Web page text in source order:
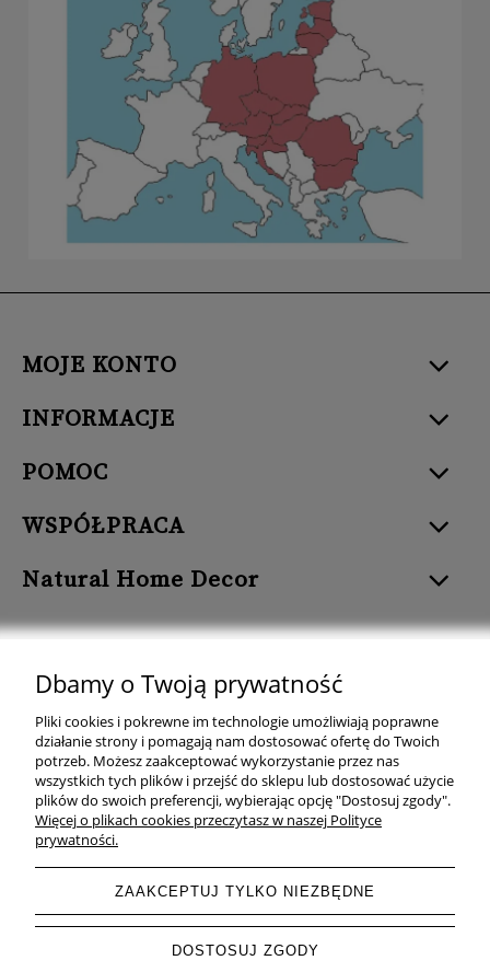
MOJE KONTO
INFORMACJE
POMOC
WSPÓŁPRACA
Natural Home Decor
Natural Home Decor | E-mail: sklep at naturalhomedecor.pl | Tel.:
507 707 299 | NIP: 7971800592 | REGON: 381429127
Copyright © 2026 - Naturalhomedecor.pl
Dbamy o Twoją prywatność
Pliki cookies i pokrewne im technologie umożliwiają poprawne
działanie strony i pomagają nam dostosować ofertę do Twoich
potrzeb. Możesz zaakceptować wykorzystanie przez nas
wszystkich tych plików i przejść do sklepu lub dostosować użycie
plików do swoich preferencji, wybierając opcję "Dostosuj zgody".
Więcej o plikach cookies przeczytasz w naszej Polityce
prywatności.
ZAAKCEPTUJ TYLKO NIEZBĘDNE
DOSTOSUJ ZGODY